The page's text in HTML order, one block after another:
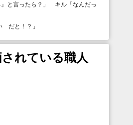
』と言ったら？」 キル「なんだっ
だと！？ 」
れている職人